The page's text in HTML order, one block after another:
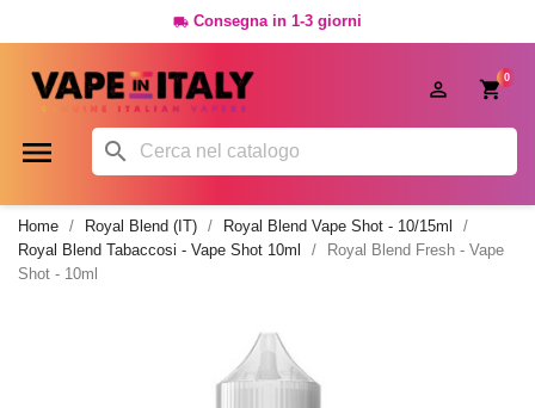
 Consegna in 1-3 giorni
0

 
Home Royal Blend (IT)
Royal Blend Vape Shot - 10/15ml
Royal Blend Tabaccosi - Vape Shot 10ml
Royal Blend Fresh - Vape
Shot - 10ml